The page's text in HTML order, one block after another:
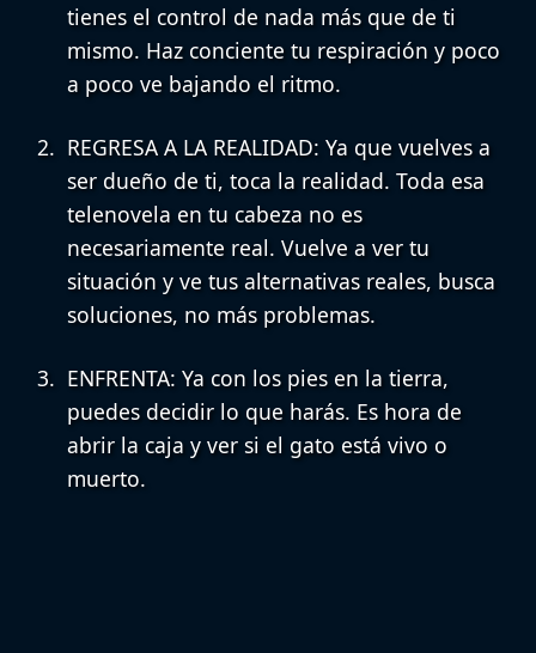
tienes el control de nada más que de ti
mismo. Haz conciente tu respiración y poco
a poco ve bajando el ritmo.
REGRESA A LA REALIDAD: Ya que vuelves a
ser dueño de ti, toca la realidad. Toda esa
telenovela en tu cabeza no es
necesariamente real. Vuelve a ver tu
situación y ve tus alternativas reales, busca
soluciones, no más problemas.
ENFRENTA: Ya con los pies en la tierra,
puedes decidir lo que harás. Es hora de
abrir la caja y ver si el gato está vivo o
muerto.